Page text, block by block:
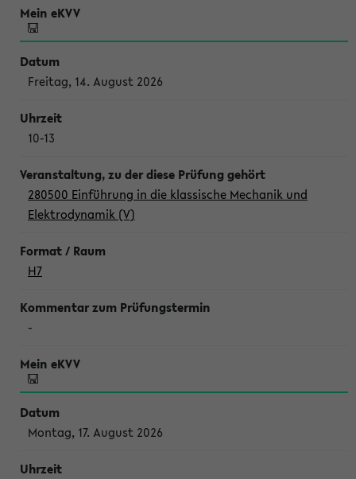
Freitag, 14. August 2026
10-13
280500 Einführung in die klassische Mechanik und
Elektrodynamik (V)
H7
-
Montag, 17. August 2026